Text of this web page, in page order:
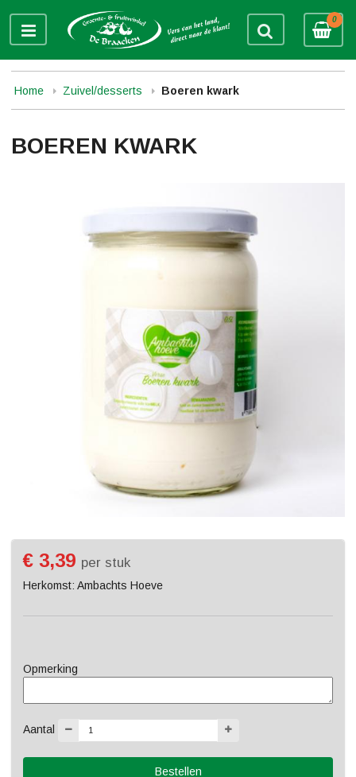
0
Home Zuivel/desserts Boeren kwark
BOEREN KWARK
€ 3,39 per stuk
Herkomst: Ambachts Hoeve
Opmerking
Aantal